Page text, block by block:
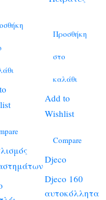
Προσθήκη
στο
καλάθι
Add to
Wishlist
Compare
Djeco
Djeco 160
αυτοκόλλητα